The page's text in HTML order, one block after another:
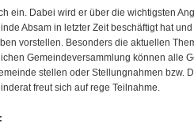
ein. Dabei wird er über die wichtigsten
Absam in letzter Zeit beschäftigt hat
vorstellen. Besonders die aktuellen
Gemeindeversammlung können alle
stellen oder Stellungnahmen bzw.
freut sich auf rege Teilnahme.